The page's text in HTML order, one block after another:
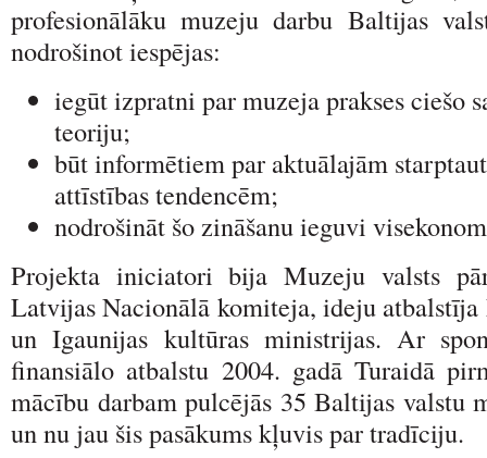
profesionālāku muzeju darbu Baltijas
nodrošinot iespējas:
iegūt izpratni par muzeja prakses ciešo
teoriju;
būt informētiem par aktuālajām
attīstības tendencēm;
nodrošināt šo zināšanu ieguvi
Projekta iniciatori bija Muzeju valsts
Latvijas Nacionālā komiteja, ideju
un Igaunijas kultūras ministrijas. Ar
finansiālo atbalstu 2004. gadā Turaidā
mācību darbam pulcējās 35 Baltijas valstu
un nu jau šis pasākums kļuvis par tradīciju.